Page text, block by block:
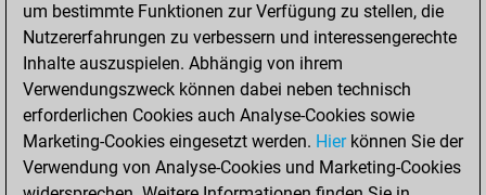
You achieved a
BeautyScore of 52
You achieved a
new Elo of 1634
Freitag, Februar
24, 2023
um bestimmte Funktionen zur Verfügung zu stellen, die
Nutzererfahrungen zu verbessern und interessengerechte
Inhalte auszuspielen. Abhängig von ihrem
Verwendungszweck können dabei neben technisch
erforderlichen Cookies auch Analyse-Cookies sowie
Marketing-Cookies eingesetzt werden. Hierkönnen Sie der
Verwendung von Analyse-Cookies und Marketing-Cookies